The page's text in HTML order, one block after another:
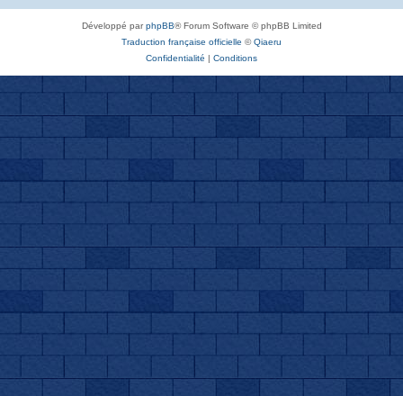
Développé parphpBB® Forum Software © phpBB Limited
Traduction française officielle ©Qiaeru
Confidentialité | Conditions